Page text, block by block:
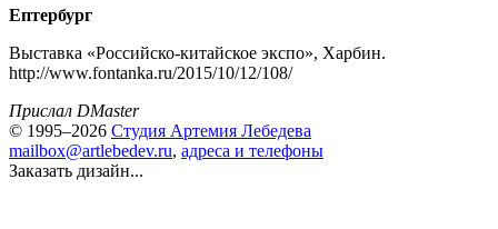
Ептербург
Выставка «Российско-китайское экспо», Харбин.
http://www.fontanka.ru/2015/10/12/108/
Прислал DMaster
© 1995–2026 Студия Артемия Лебедева
mailbox@artlebedev.ru, адреса и телефоны
Заказать дизайн...